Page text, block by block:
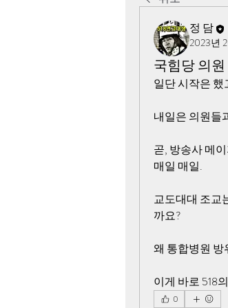
정 담
2023년
국힘당 의
일단 시작은
내일은 의원들
곧, 방송사 메
매일 매일.
교도대대 조교
까요?
왜 통합병원
이게 바로 518
0